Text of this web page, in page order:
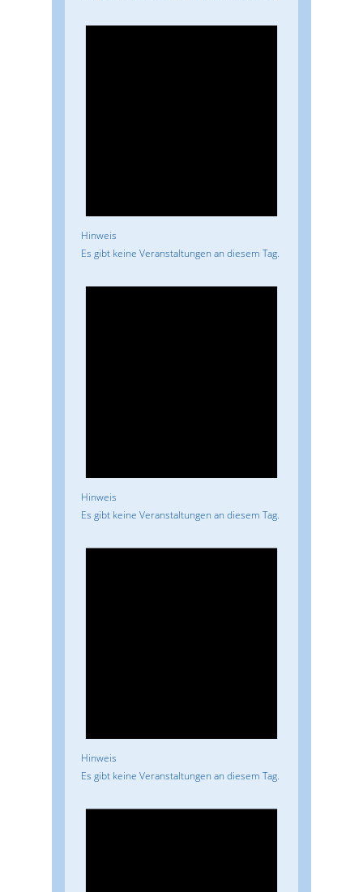
Hinweis
Es gibt keine Veranstaltungen an diesem Tag.
Hinweis
Es gibt keine Veranstaltungen an diesem Tag.
Hinweis
Es gibt keine Veranstaltungen an diesem Tag.